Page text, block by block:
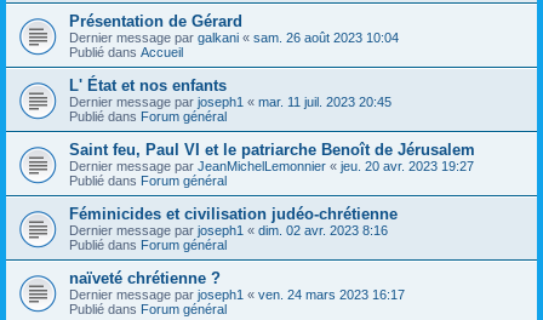
Présentation de Gérard
Dernier message par galkani « sam. 26 août 2023 10:04
Publié dans Accueil
L' État et nos enfants
Dernier message par joseph1 « mar. 11 juil. 2023 20:45
Publié dans Forum général
Saint feu, Paul VI et le patriarche Benoît de Jérusalem
Dernier message par JeanMichelLemonnier « jeu. 20 avr. 2023 19:27
Publié dans Forum général
Féminicides et civilisation judéo-chrétienne
Dernier message par joseph1 « dim. 02 avr. 2023 8:16
Publié dans Forum général
naïveté chrétienne ?
Dernier message par joseph1 « ven. 24 mars 2023 16:17
Publié dans Forum général